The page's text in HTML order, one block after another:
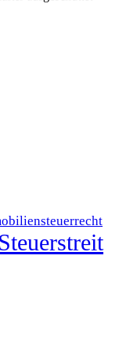
Steuerstreit